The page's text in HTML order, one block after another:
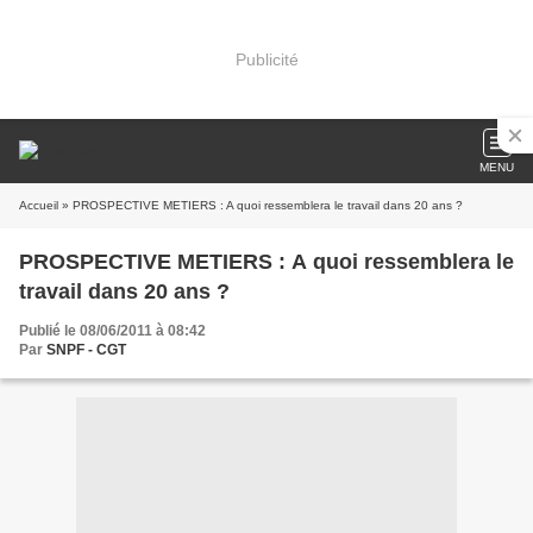
Publicité
MENU
Accueil » PROSPECTIVE METIERS : A quoi ressemblera le travail dans 20 ans ?
PROSPECTIVE METIERS : A quoi ressemblera le
travail dans 20 ans ?
Publié le 08/06/2011 à 08:42
Par SNPF - CGT